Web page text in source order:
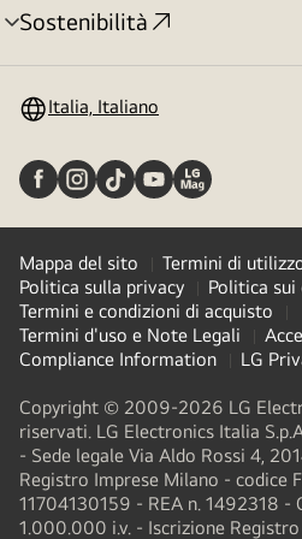
Sostenibilità
Attivazione
Italia, Italiano
Mappa del sito
Termini di
Politica sulla privacy
Politica sui
Termini e condizioni di acquisto
Termini d'uso e Note Legali
Compliance Information
LG
Copyright © 2009-2026 LG
riservati. LG Electronics Italia
- Sede legale Via Aldo Rossi 4,
Registro Imprese Milano - codice
11704130159 - REA n. 1492318 -
1.000.000 i.v. - Iscrizione